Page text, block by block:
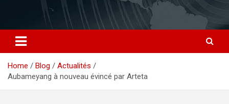
Home Blog
Actualités
Aubameyang à nouveau évincé par Arteta